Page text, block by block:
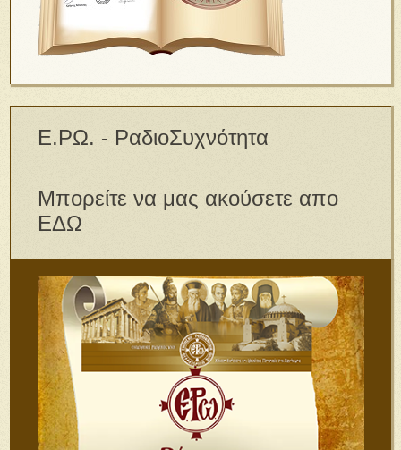
Ε.ΡΩ. - ΡαδιοΣυχνότητα
Μπορείτε να μας ακούσετε απο
ΕΔΩ